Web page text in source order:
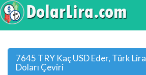
7645 TRY Kaç USD Eder, Türk
Doları Çeviri